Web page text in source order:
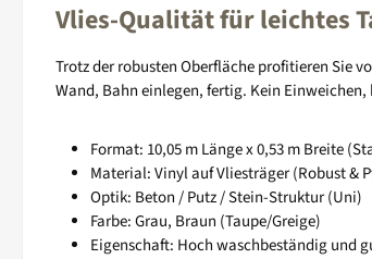
Vlies-Qualität für leichtes
Trotz der robusten Oberfläche profitieren Sie
Wand, Bahn einlegen, fertig. Kein
Format: 10,05 m Länge x 0,53 m Breite
Material: Vinyl auf Vliesträger (Robust &
Optik: Beton / Putz / Stein-Struktur (Uni)
Farbe: Grau, Braun (Taupe/Greige)
Eigenschaft: Hoch waschbeständig und